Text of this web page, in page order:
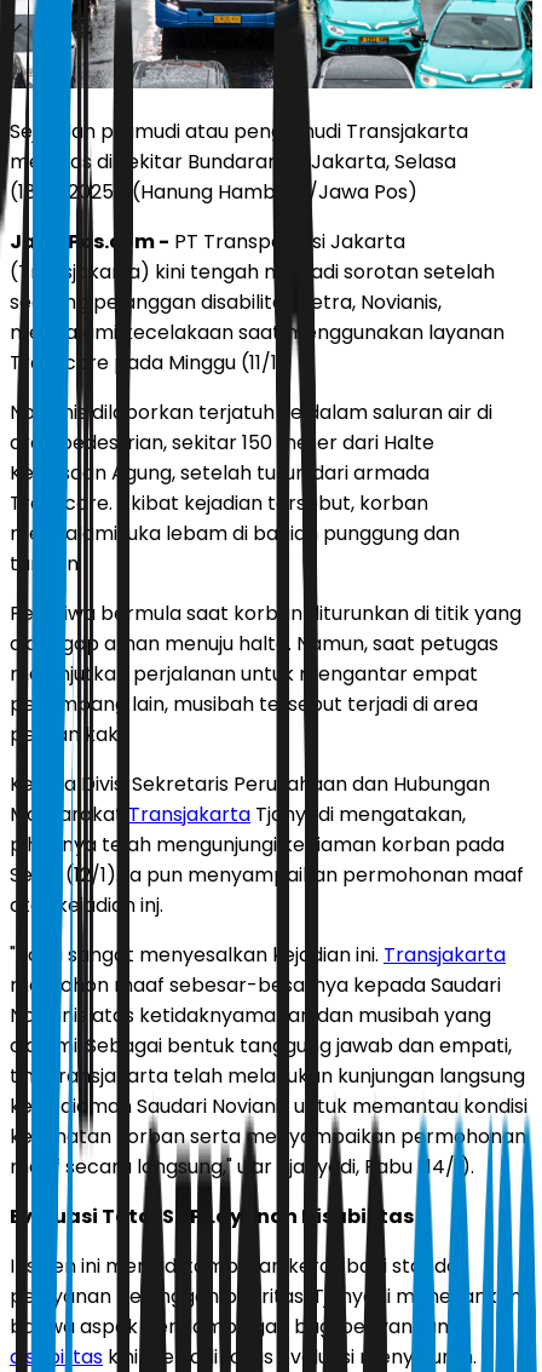
Sejumlah pramudi atau pengemudi Transjakarta
melintas di sekitar Bundaran HI, Jakarta, Selasa
(18/11/2025). (Hanung Hambara/Jawa Pos)
JawaPos.com - PT Transportasi Jakarta
(Transjakarta) kini tengah menjadi sorotan setelah
seorang pelanggan disabilitas netra, Novianis,
mengalami kecelakaan saat menggunakan layanan
Transcare pada Minggu (11/1).
Novianis dilaporkan terjatuh ke dalam saluran air di
area pedestrian, sekitar 150 meter dari Halte
Kejaksaan Agung, setelah turun dari armada
Transcare. Akibat kejadian tersebut, korban
mengalami luka lebam di bagian punggung dan
tangan.
Peristiwa bermula saat korban diturunkan di titik yang
dianggap aman menuju halte. Namun, saat petugas
melanjutkan perjalanan untuk mengantar empat
penumpang lain, musibah tersebut terjadi di area
pejalan kaki.
Kepala Divisi Sekretaris Perusahaan dan Hubungan
Masyarakat Transjakarta Tjahyadi mengatakan,
pihaknya telah mengunjungi kediaman korban pada
Senin (12/1). Ia pun menyampaikan permohonan maaf
atas kejadian inj.
"Kami sangat menyesalkan kejadian ini. Transjakarta
memohon maaf sebesar-besarnya kepada Saudari
Novianis atas ketidaknyamanan dan musibah yang
dialami. Sebagai bentuk tanggung jawab dan empati,
tim Transjakarta telah melakukan kunjungan langsung
ke kediaman Saudari Novianis untuk memantau kondisi
kesehatan korban serta menyampaikan permohonan
maaf secara langsung," ujar Tjahyadi, Rabu (14/1).
Evaluasi Total SOP Layanan Disabilitas
Insiden ini menjadi tamparan keras bagi standar
pelayanan pelanggan prioritas. Tjahyadi menekankan
bahwa aspek pendampingan bagi penyandang
disabilitas kini menjadi fokus evaluasi menyeluruh.